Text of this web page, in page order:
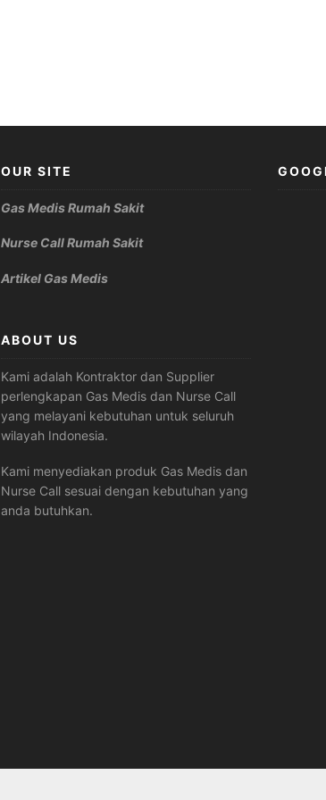
OUR SITE
Gas Medis Rumah Sakit
Nurse Call Rumah Sakit
Artikel Gas Medis
ABOUT US
Kami adalah Kontraktor dan Supplier
perlengkapan Gas Medis dan Nurse Call
yang melayani kebutuhan untuk seluruh
wilayah Indonesia.
Kami menyediakan produk Gas Medis dan
Nurse Call sesuai dengan kebutuhan yang
anda butuhkan.